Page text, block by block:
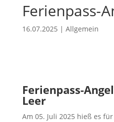
Ferienpass-
16.07.2025 | Allgemein
Ferienpass-
Leer
Am 05. Juli 2025 hieß es